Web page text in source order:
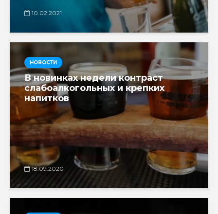
10.02.2021
НОВОСТИ
В новинках недели контраст
слабоалкогольных и крепких
напитков
18.09.2020